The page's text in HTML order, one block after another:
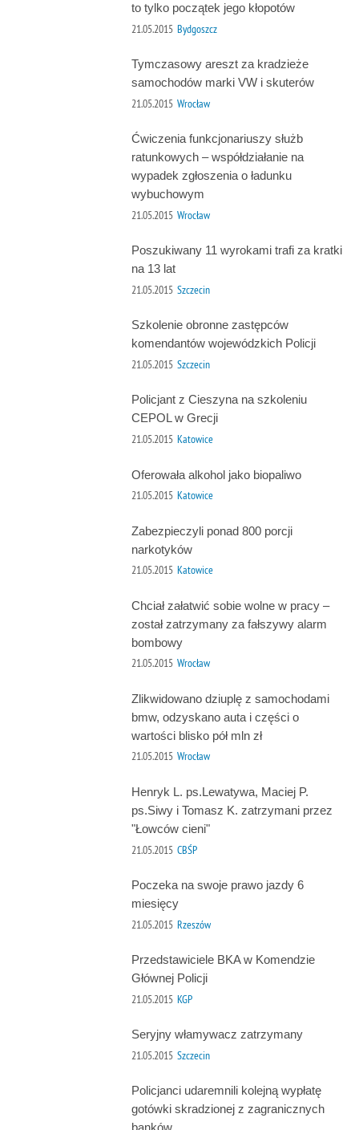
to tylko początek jego kłopotów
21.05.2015 Bydgoszcz
Tymczasowy areszt za kradzieże
samochodów marki VW i skuterów
21.05.2015 Wrocław
Ćwiczenia funkcjonariuszy służb
ratunkowych – współdziałanie na
wypadek zgłoszenia o ładunku
wybuchowym
21.05.2015 Wrocław
Poszukiwany 11 wyrokami trafi za kratki
na 13 lat
21.05.2015 Szczecin
Szkolenie obronne zastępców
komendantów wojewódzkich Policji
21.05.2015 Szczecin
Policjant z Cieszyna na szkoleniu
CEPOL w Grecji
21.05.2015 Katowice
Oferowała alkohol jako biopaliwo
21.05.2015 Katowice
Zabezpieczyli ponad 800 porcji
narkotyków
21.05.2015 Katowice
Chciał załatwić sobie wolne w pracy –
został zatrzymany za fałszywy alarm
bombowy
21.05.2015 Wrocław
Zlikwidowano dziuplę z samochodami
bmw, odzyskano auta i części o
wartości blisko pół mln zł
21.05.2015 Wrocław
Henryk L. ps.Lewatywa, Maciej P.
ps.Siwy i Tomasz K. zatrzymani przez
"Łowców cieni"
21.05.2015 CBŚP
Poczeka na swoje prawo jazdy 6
miesięcy
21.05.2015 Rzeszów
Przedstawiciele BKA w Komendzie
Głównej Policji
21.05.2015 KGP
Seryjny włamywacz zatrzymany
21.05.2015 Szczecin
Policjanci udaremnili kolejną wypłatę
gotówki skradzionej z zagranicznych